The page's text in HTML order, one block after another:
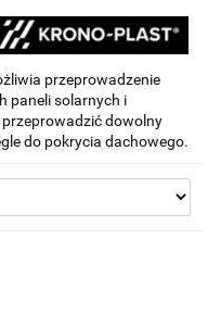
przeprowadzenie
paneli solarnych i
dowolny
do pokrycia dachowego.